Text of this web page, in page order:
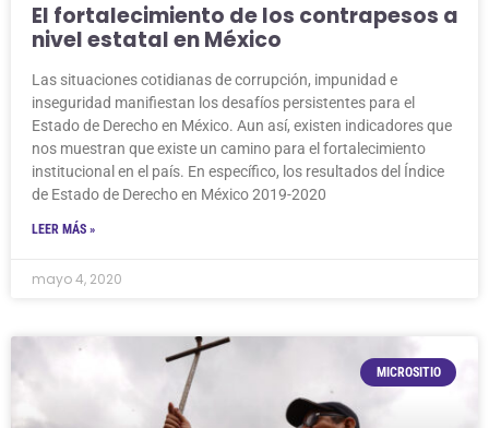
El fortalecimiento de los contrapesos a
nivel estatal en México
Las situaciones cotidianas de corrupción, impunidad e
inseguridad manifiestan los desafíos persistentes para el
Estado de Derecho en México. Aun así, existen indicadores que
nos muestran que existe un camino para el fortalecimiento
institucional en el país. En específico, los resultados del Índice
de Estado de Derecho en México 2019-2020
LEER MÁS »
mayo 4, 2020
MICROSITIO